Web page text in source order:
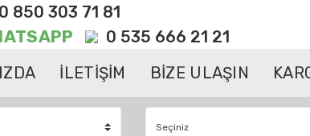
0 850 303 71 81
0 535 666 21 21
İLETİŞİM BİZE ULAŞIN